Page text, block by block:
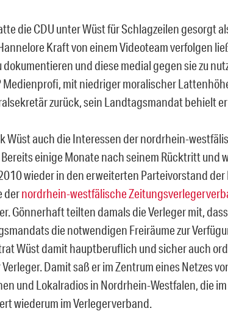
die CDU unter Wüst für Schlagzeilen gesorgt
Kraft von einem Videoteam verfolgen
dokumentieren und diese medial gegen sie zu
Medienprofi, mit niedriger moralischer
zurück, sein Landtagsmandat behielt
Wüst auch die Interessen der nordrhein-
einige Monate nach seinem Rücktritt und
wieder in den erweiterten Parteivorstand
dernordrhein-westfälische
Gönnerhaft teilten damals die Verleger mit,
die notwendigen Freiräume zur
Wüst damit hauptberuflich und sicher auch
Damit saß er im Zentrum eines Netzes
und Lokalradios in Nordrhein-Westfalen, die
wiederum im Verlegerverband.